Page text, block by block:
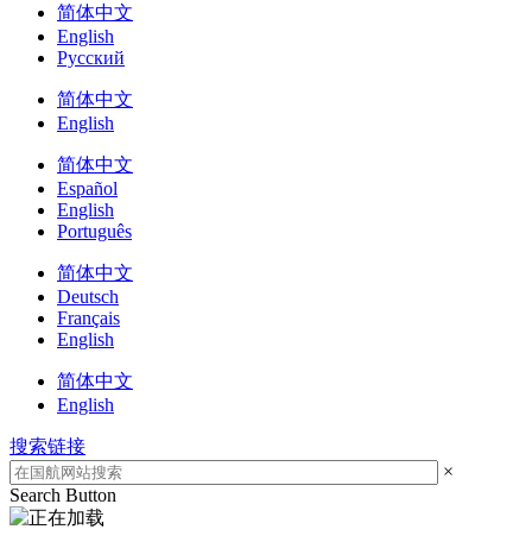
简体中文
English
Русский
简体中文
English
简体中文
Español
English
Português
简体中文
Deutsch
Français
English
简体中文
English
搜索链接
×
Search Button